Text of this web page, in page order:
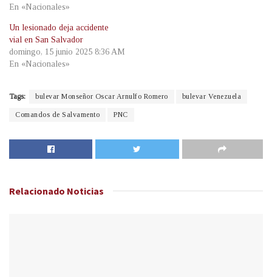
En «Nacionales»
Un lesionado deja accidente
vial en San Salvador
domingo, 15 junio 2025 8:36 AM
En «Nacionales»
Tags: bulevar Monseñor Oscar Arnulfo Romero bulevar Venezuela
Comandos de Salvamento PNC
Relacionado Noticias